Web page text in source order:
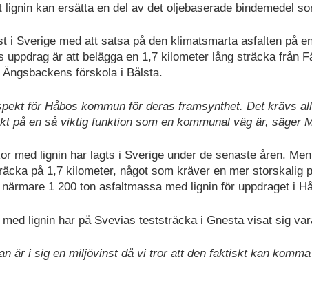
lignin kan ersätta en del av det oljebaserade bindemedel
i Sverige med att satsa på den klimatsmarta asfalten på
uppdrag är att belägga en 1,7 kilometer lång sträcka från
förskola i Bålsta.
för Håbos kommun för deras framsynthet. Det krävs
på en så viktig funktion som en kommunal väg är, säger
med lignin har lagts i Sverige under de senaste åren.
på 1,7 kilometer, något som kräver en mer storskalig
1 200 ton asfaltmassa med lignin för uppdraget i
lignin har på Svevias teststräcka i Gnesta visat sig
är i sig en miljövinst då vi tror att den faktiskt kan